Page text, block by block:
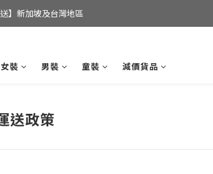
即可享港澳地區免運費;
送】新加坡及台灣地區
女裝 男裝 童裝 減價貨品
送政策